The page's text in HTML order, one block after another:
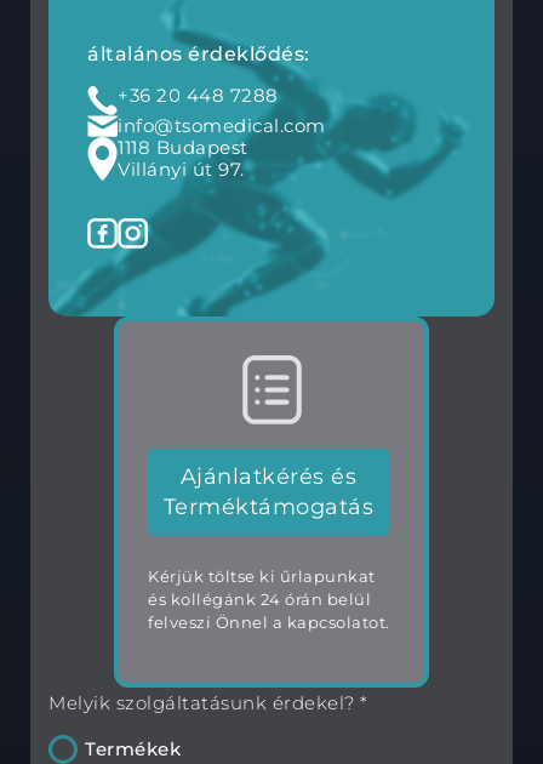
általános érdeklődés:
+36 20 448 7288
info@tsomedical.com
1118 Budapest
Villányi út 97.
Ajánlatkérés és
Terméktámogatás
Kérjük töltse ki űrlapunkat
és kollégánk 24 órán belül
felveszi Önnel a kapcsolatot.
Melyik szolgáltatásunk érdekel? *
Termékek